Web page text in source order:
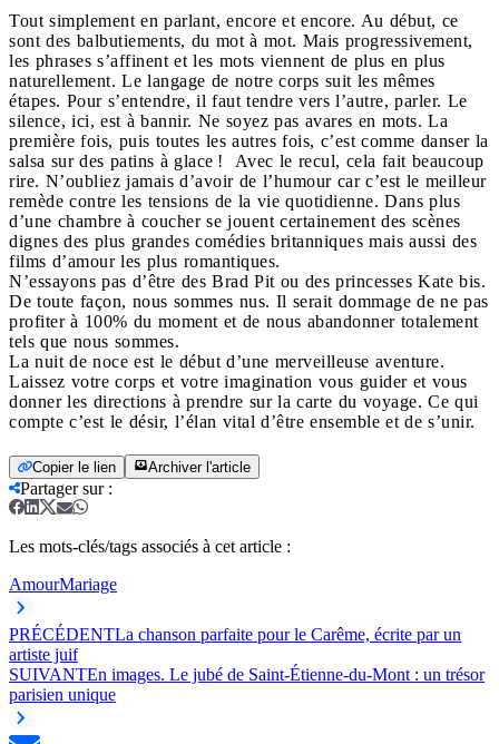
Tout simplement en parlant, encore et encore. Au début, ce
sont des balbutiements, du mot à mot. Mais progressivement,
les phrases s’affinent et les mots viennent de plus en plus
naturellement. Le langage de notre corps suit les mêmes
étapes. Pour s’entendre, il faut tendre vers l’autre, parler. Le
silence, ici, est à bannir. Ne soyez pas avares en mots. La
première fois, puis toutes les autres fois, c’est comme danser la
salsa sur des patins à glace ! Avec le recul, cela fait beaucoup
rire. N’oubliez jamais d’avoir de l’humour car c’est le meilleur
remède contre les tensions de la vie quotidienne. Dans plus
d’une chambre à coucher se jouent certainement des scènes
dignes des plus grandes comédies britanniques mais aussi des
films d’amour les plus romantiques.
N’essayons pas d’être des Brad Pit ou des princesses Kate bis.
De toute façon, nous sommes nus. Il serait dommage de ne pas
profiter à 100% du moment et de nous abandonner totalement
tels que nous sommes.
La nuit de noce est le début d’une merveilleuse aventure.
Laissez votre corps et votre imagination vous guider et vous
donner les directions à prendre sur la carte du voyage. Ce qui
compte c’est le désir, l’élan vital d’être ensemble et de s’unir.
Copier le lien Archiver l'article
Partager sur:
Les mots-clés/tags associés à cet article :
AmourMariage
PRÉCÉDENTLa chanson parfaite pour le Carême, écrite par un
artiste juif
SUIVANTEn images. Le jubé de Saint-Étienne-du-Mont : un trésor
parisien unique